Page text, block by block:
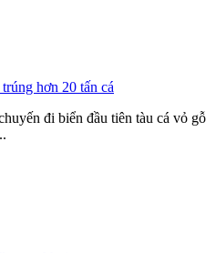
hơn 20 tấn cá
đi biển đầu tiên tàu cá vỏ gỗ